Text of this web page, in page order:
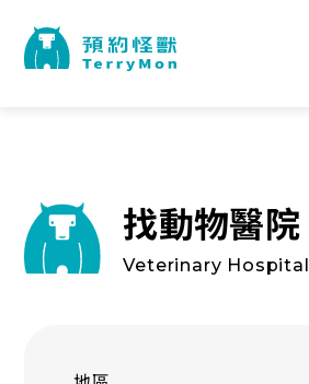
找動物醫院
Veterinary Hospital